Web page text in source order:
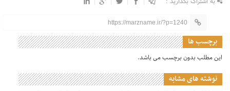
https://marzname.ir/?p=1240
برچسب ها
این مطلب بدون برچسب می باشد.
نوشته های مشابه